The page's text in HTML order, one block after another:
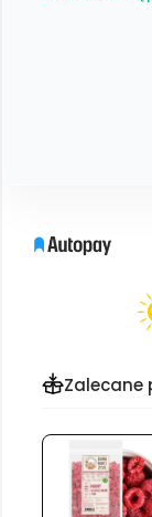
Zalecane